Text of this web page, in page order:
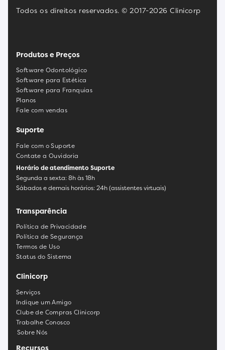
Todos os direitos reservados. © 2017-2026 Clinicorp
Produtos e Preços
Software Odontológico
Software para Estética
Software para Franquias
Planos
Fale com vendas
Suporte
Fale com o Suporte
Contate a Ouvidoria
Horário de atendimento Suporte
Segunda a sexta: 8h às 18h
Sábados e demais horários: 24h (assistentes virtuais)
Transparência
Política de Privacidade
Política de Segurança
Termos de Uso
Status do Sistema
Clinicorp
Serviços
Indique um Amigo
Clube de Compras Clinicorp
Trabalhe Conosco
Sobre Nós
Recursos